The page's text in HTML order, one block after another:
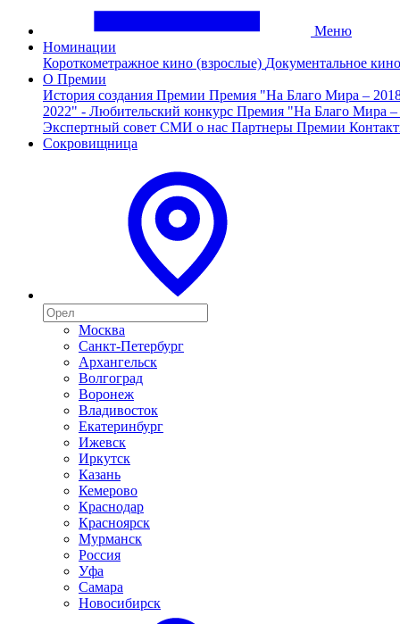
Меню
Номинации
Короткометражное кино (взрослые) Документальное
О Премии
История создания Премии Премия "На Благо Мира –
2022" - Любительский конкурс Премия "На Благо Мира
Экспертный совет СМИ о нас Партнеры Премии
Сокровищница
Москва
Санкт-Петербург
Архангельск
Волгоград
Воронеж
Владивосток
Екатеринбург
Ижевск
Иркутск
Казань
Кемерово
Краснодар
Красноярск
Мурманск
Россия
Уфа
Самара
Новосибирск